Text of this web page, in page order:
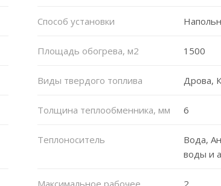
Способ установки
Площадь обогрева, м2 1500
Виды твердого топлива Дрова,
Толщина теплообменника, мм 6
Теплоноситель
Вода,
воды и
Максимальное рабочее
2